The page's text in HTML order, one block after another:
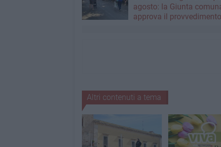
agosto: la Giunta
approva il provvedimento
Altri contenuti a tema